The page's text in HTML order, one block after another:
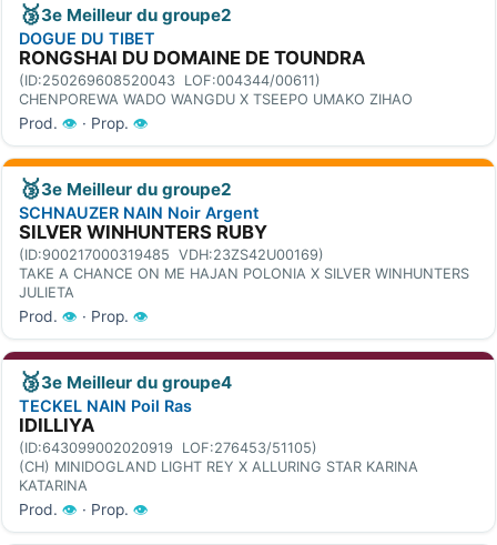
🥉3e Meilleur du groupe2
DOGUE DU TIBET
RONGSHAI DU DOMAINE DE TOUNDRA
(ID:250269608520043 LOF:004344/00611)
CHENPOREWA WADO WANGDU X TSEEPO UMAKO ZIHAO
Prod. 👁 · Prop. 👁
🥉3e Meilleur du groupe2
SCHNAUZER NAIN Noir Argent
SILVER WINHUNTERS RUBY
(ID:900217000319485 VDH:23ZS42U00169)
TAKE A CHANCE ON ME HAJAN POLONIA X SILVER WINHUNTERS
JULIETA
Prod. 👁 · Prop. 👁
🥉3e Meilleur du groupe4
TECKEL NAIN Poil Ras
IDILLIYA
(ID:643099002020919 LOF:276453/51105)
(CH) MINIDOGLAND LIGHT REY X ALLURING STAR KARINA
KATARINA
Prod. 👁 · Prop. 👁